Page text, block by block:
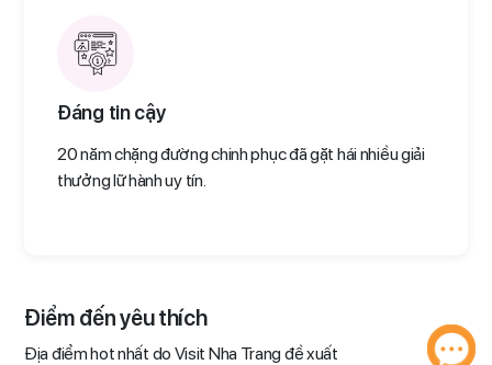
Đáng tin cậy
20 năm chặng đường chinh phục đã gặt hái nhiều giải
thưởng lữ hành uy tín.
Điểm đến yêu thích​
Địa điểm hot nhất do Visit Nha Trang đề xuất